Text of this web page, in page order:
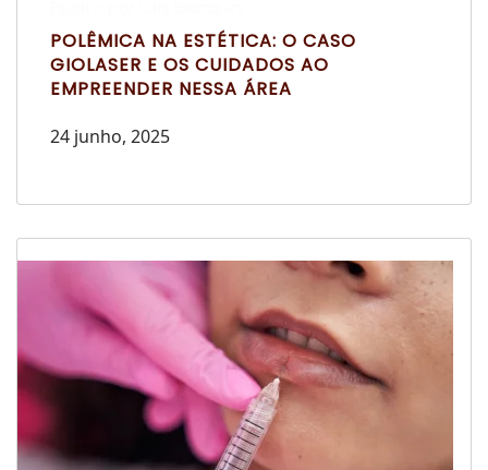
POLÊMICA NA ESTÉTICA: O CASO
GIOLASER E OS CUIDADOS AO
EMPREENDER NESSA ÁREA
24 junho, 2025